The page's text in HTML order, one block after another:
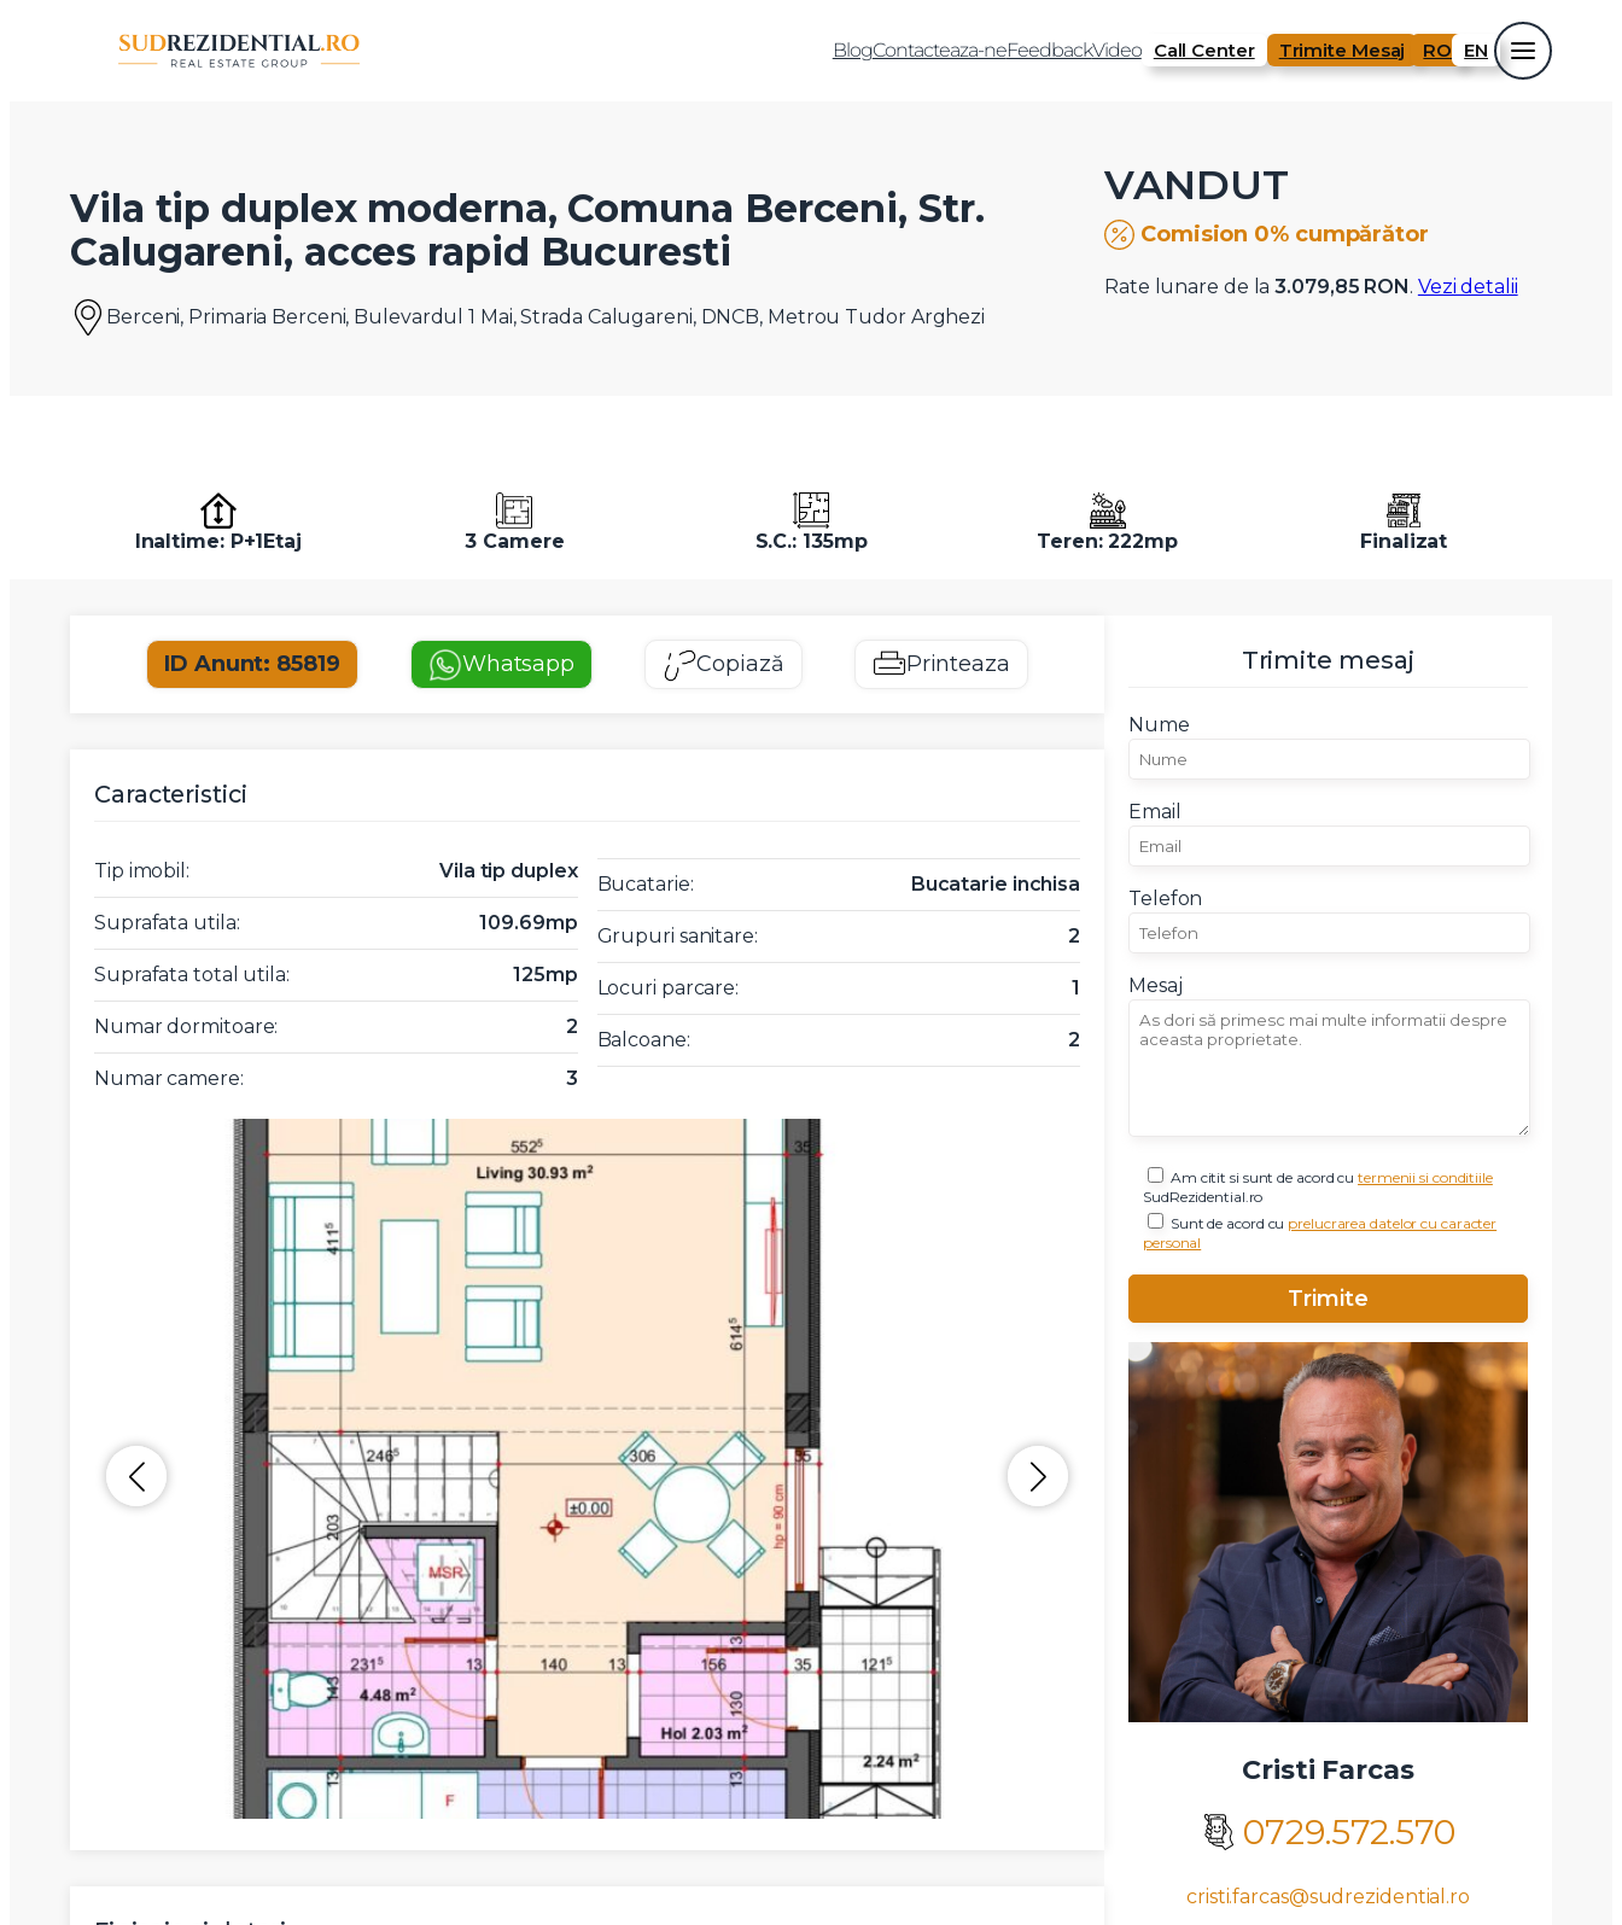
BlogContacteaza-neFeedbackVideo Call Center Trimite Mesaj RO EN
Vila tip duplex moderna, Comuna Berceni, Str.
Calugareni, acces rapid Bucuresti
Berceni, Primaria Berceni, Bulevardul 1 Mai, Strada Calugareni, DNCB, Metrou Tudor Arghezi
VANDUT
Comision 0% cumpărător
Rate lunare de la3.079,85 RON. Vezi detalii
Inaltime: P+1Etaj 3 Camere S.C.: 135mp Teren: 222mp Finalizat
ID Anunt: 85819 Whatsapp Copiază Printeaza
Caracteristici
Tip imobil: Vila tip duplex
Suprafata utila: 109.69mp
Suprafata total utila: 125mp
Numar dormitoare: 2
Numar camere: 3
Bucatarie: Bucatarie inchisa
Grupuri sanitare: 2
Locuri parcare: 1
Balcoane: 2
Trimite mesaj
Nume
Email
Telefon
Mesaj
Am citit si sunt de acord cutermenii si conditiile
SudRezidential.ro
Sunt de acord cu prelucrarea datelor cu caracter
personal
Cristi Farcas
0729.572.570
cristi.farcas@sudrezidential.ro